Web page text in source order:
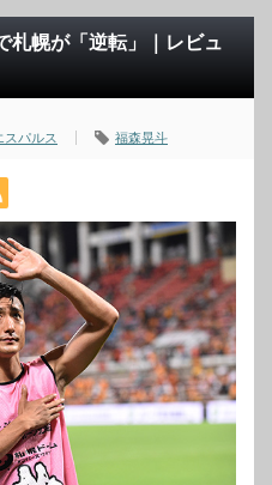
札幌が「逆転」｜レビュ
スパルス 福森晃斗